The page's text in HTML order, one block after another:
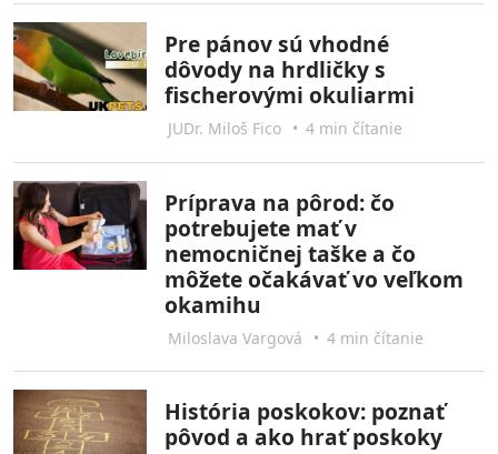
Pre pánov sú vhodné
dôvody na hrdličky s
fischerovými okuliarmi
JUDr. Miloš Fico • 4 min čítanie
Príprava na pôrod: čo
potrebujete mať v
nemocničnej taške a čo
môžete očakávať vo veľkom
okamihu
Miloslava Vargová • 4 min čítanie
História poskokov: poznať
pôvod a ako hrať poskoky